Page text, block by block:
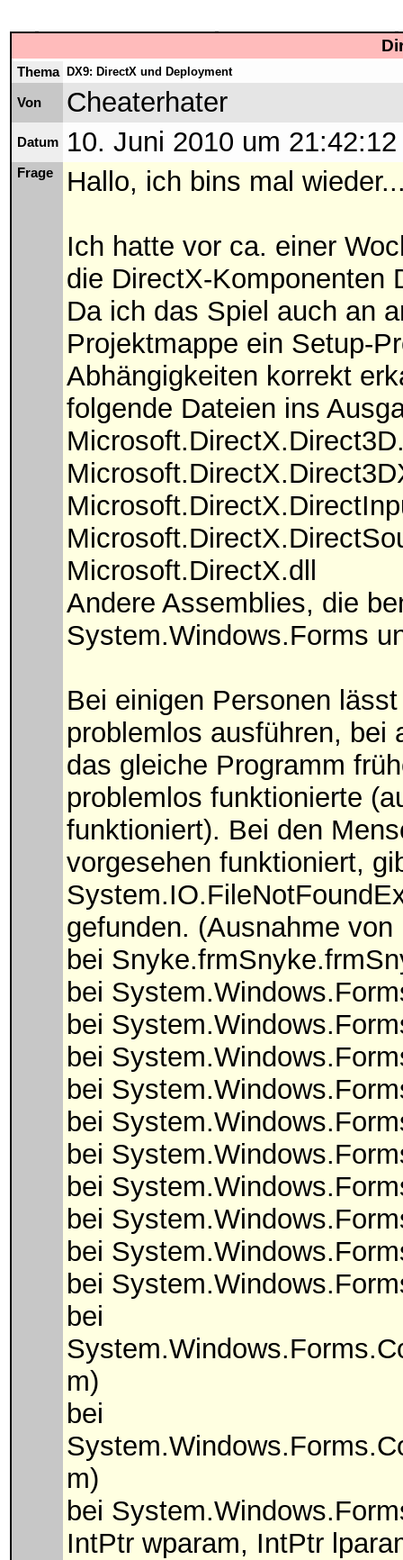
Thema DX9: DirectX und Deployment
Von Cheaterhater
Datum 10. Juni 2010 um 21:42:12
Frage Hallo, ich bins mal
Ich hatte vor ca. einer
die DirectX-Komponenten
Da ich das Spiel auch an
Projektmappe ein Setup-
Abhängigkeiten korrekt
folgende Dateien ins
Microsoft.DirectX.dll
Andere Assemblies, die
System.Windows.Forms
Bei einigen Personen
problemlos ausführen, bei
das gleiche Programm
problemlos funktionierte
funktioniert). Bei den
vorgesehen funktioniert,
gefunden. (Ausnahme
bei
bei
bei
bei
bei
bei
bei
bei
bei
bei
bei
bei
m)
bei
m)
bei
IntPtr wparam, IntPtr